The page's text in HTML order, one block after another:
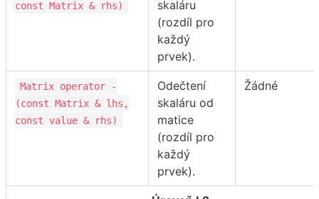
const Matrix & rhs)
skaláru
(rozdíl pro
každý
prvek).
Matrix operator -
(const Matrix & lhs,
const value & rhs)
Odečtení
skaláru od
matice
(rozdíl pro
každý
prvek).
Žádné